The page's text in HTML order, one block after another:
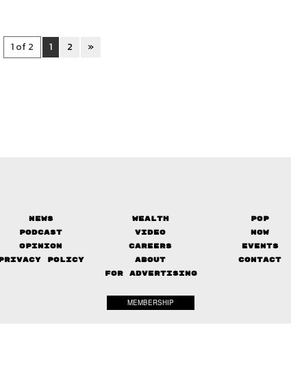
1 of 2 1 2 »
News Wealth
Pop
Podcast
Video
Now
Opinion
Careers
Events
Privacy Policy
About
Contact
FOR ADVERTISING
MEMBERSHIP